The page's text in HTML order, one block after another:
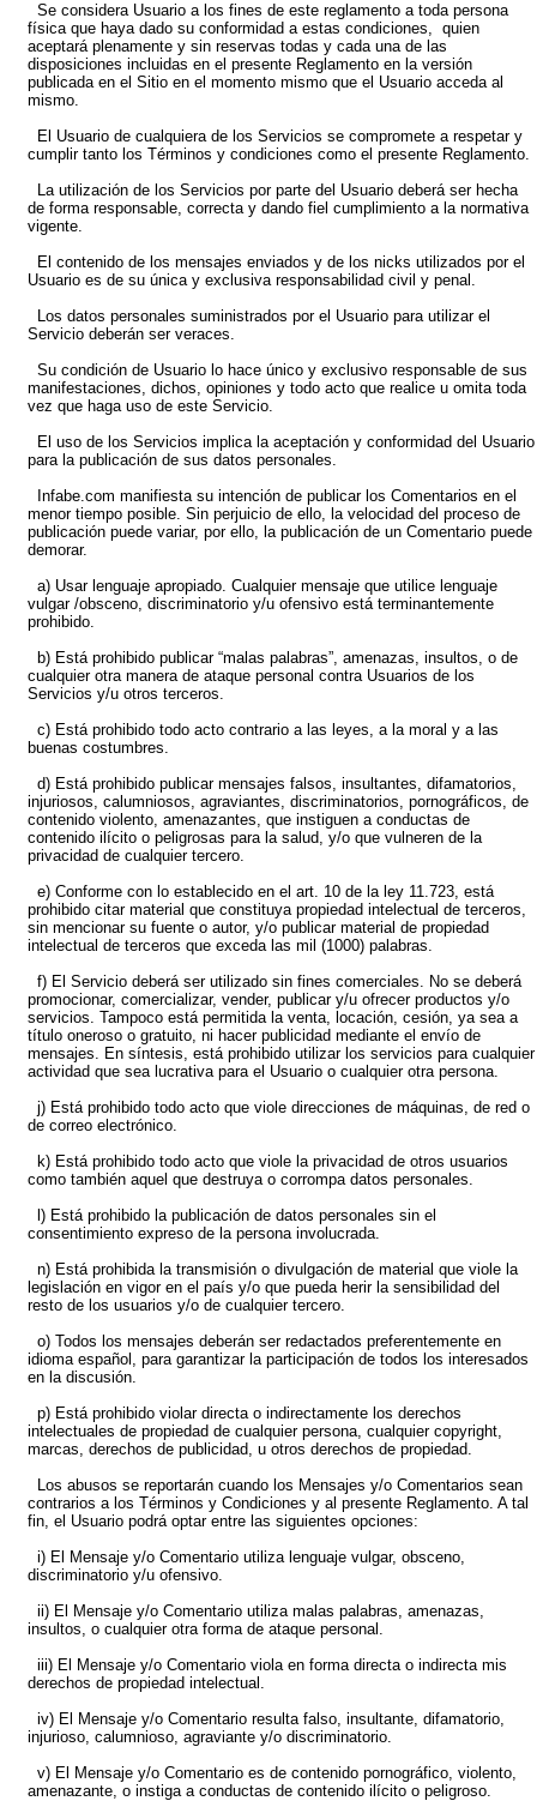
Se considera Usuario a los fines de este reglamento a toda persona
física que haya dado su conformidad a estas condiciones, quien
aceptará plenamente y sin reservas todas y cada una de las
disposiciones incluidas en el presente Reglamento en la versión
publicada en el Sitio en el momento mismo que el Usuario acceda al
mismo.
El Usuario de cualquiera de los Servicios se compromete a respetar y
cumplir tanto los Términos y condiciones como el presente Reglamento.
La utilización de los Servicios por parte del Usuario deberá ser hecha
de forma responsable, correcta y dando fiel cumplimiento a la normativa
vigente.
El contenido de los mensajes enviados y de los nicks utilizados por el
Usuario es de su única y exclusiva responsabilidad civil y penal.
Los datos personales suministrados por el Usuario para utilizar el
Servicio deberán ser veraces.
Su condición de Usuario lo hace único y exclusivo responsable de sus
manifestaciones, dichos, opiniones y todo acto que realice u omita toda
vez que haga uso de este Servicio.
El uso de los Servicios implica la aceptación y conformidad del Usuario
para la publicación de sus datos personales.
Infabe.com manifiesta su intención de publicar los Comentarios en el
menor tiempo posible. Sin perjuicio de ello, la velocidad del proceso de
publicación puede variar, por ello, la publicación de un Comentario puede
demorar.
a) Usar lenguaje apropiado. Cualquier mensaje que utilice lenguaje
vulgar /obsceno, discriminatorio y/u ofensivo está terminantemente
prohibido.
b) Está prohibido publicar “malas palabras”, amenazas, insultos, o de
cualquier otra manera de ataque personal contra Usuarios de los
Servicios y/u otros terceros.
c) Está prohibido todo acto contrario a las leyes, a la moral y a las
buenas costumbres.
d) Está prohibido publicar mensajes falsos, insultantes, difamatorios,
injuriosos, calumniosos, agraviantes, discriminatorios, pornográficos, de
contenido violento, amenazantes, que instiguen a conductas de
contenido ilícito o peligrosas para la salud, y/o que vulneren de la
privacidad de cualquier tercero.
e) Conforme con lo establecido en el art. 10 de la ley 11.723, está
prohibido citar material que constituya propiedad intelectual de terceros,
sin mencionar su fuente o autor, y/o publicar material de propiedad
intelectual de terceros que exceda las mil (1000) palabras.
f) El Servicio deberá ser utilizado sin fines comerciales. No se deberá
promocionar, comercializar, vender, publicar y/u ofrecer productos y/o
servicios. Tampoco está permitida la venta, locación, cesión, ya sea a
título oneroso o gratuito, ni hacer publicidad mediante el envío de
mensajes. En síntesis, está prohibido utilizar los servicios para cualquier
actividad que sea lucrativa para el Usuario o cualquier otra persona.
j) Está prohibido todo acto que viole direcciones de máquinas, de red o
de correo electrónico.
k) Está prohibido todo acto que viole la privacidad de otros usuarios
como también aquel que destruya o corrompa datos personales.
l) Está prohibido la publicación de datos personales sin el
consentimiento expreso de la persona involucrada.
n) Está prohibida la transmisión o divulgación de material que viole la
legislación en vigor en el país y/o que pueda herir la sensibilidad del
resto de los usuarios y/o de cualquier tercero.
o) Todos los mensajes deberán ser redactados preferentemente en
idioma español, para garantizar la participación de todos los interesados
en la discusión.
p) Está prohibido violar directa o indirectamente los derechos
intelectuales de propiedad de cualquier persona, cualquier copyright,
marcas, derechos de publicidad, u otros derechos de propiedad.
Los abusos se reportarán cuando los Mensajes y/o Comentarios sean
contrarios a los Términos y Condiciones y al presente Reglamento. A tal
fin, el Usuario podrá optar entre las siguientes opciones:
i) El Mensaje y/o Comentario utiliza lenguaje vulgar, obsceno,
discriminatorio y/u ofensivo.
ii) El Mensaje y/o Comentario utiliza malas palabras, amenazas,
insultos, o cualquier otra forma de ataque personal.
iii) El Mensaje y/o Comentario viola en forma directa o indirecta mis
derechos de propiedad intelectual.
iv) El Mensaje y/o Comentario resulta falso, insultante, difamatorio,
injurioso, calumnioso, agraviante y/o discriminatorio.
v) El Mensaje y/o Comentario es de contenido pornográfico, violento,
amenazante, o instiga a conductas de contenido ilícito o peligroso.